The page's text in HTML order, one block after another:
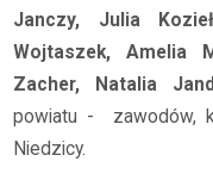
Janczy, Julia
Wojtaszek, Amelia
Zacher, Natalia
powiatu -
zawodów,
Niedzicy.